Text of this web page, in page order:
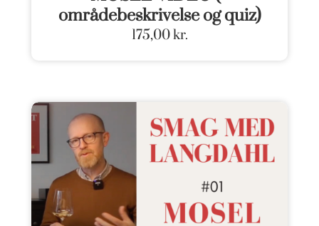
områdebeskrivelse og quiz)
175,00kr.